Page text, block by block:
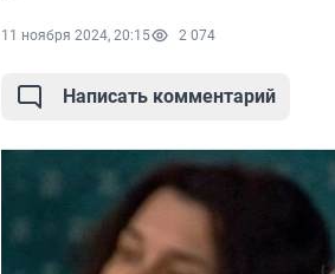
11 ноября 2024, 20:15 2 074
Написать комментарий